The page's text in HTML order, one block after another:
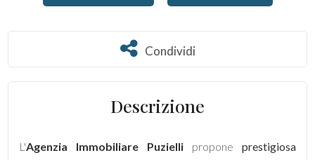
Condividi
Condividi
Descrizione
L'Agenzia Immobiliare Puzielli propone prestigiosa